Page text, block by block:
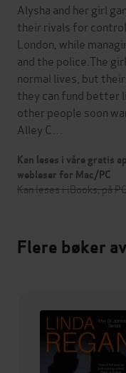
Alysha and her girl
their rivals for
London, while
and the police.The
normal lives, but
they can fund better
other people soon
Alley C…
Kan leses i våre gratis
webleser for Mac/PC
Kan leses i iBooks, på
Flere bøker